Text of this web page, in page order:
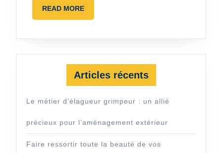
READ MOREREAD
MORE
Articles récents
Le métier d’élagueur grimpeur : un allié
précieux pour l’aménagement extérieur
Faire ressortir toute la beauté de vos